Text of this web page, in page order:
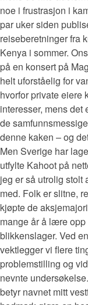
noe i frustrasjon i
par uker siden
reiseberetninger fra
Kenya i sommer.
på en konsert på
helt uforståelig for
hvorfor private eiere
interesser, mens det
de
denne kaken – og
Men Sverige har
utfylte Kahoot på
jeg er så utrolig stolt
med. Folk er slitne,
kjøpte de
mange år å lære
blikkenslager. Ved
vektlegger vi flere
problemstilling og
nevnte
betyr navnet mitt